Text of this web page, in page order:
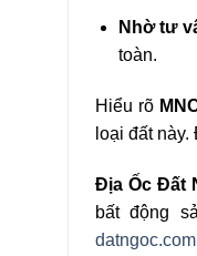
Nhờ tư
toàn.
Hiểu rõ
loại đất
Địa Ốc Đất
bất động